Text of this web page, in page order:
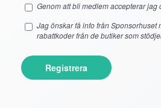
Genom att bli medlem accepterar jag
Jag önskar få info från
rabattkoder från de butiker som
Registrera